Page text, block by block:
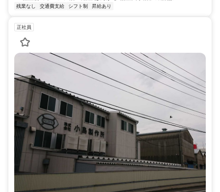
残業なし 交通費支給 シフト制 昇給あり
正社員